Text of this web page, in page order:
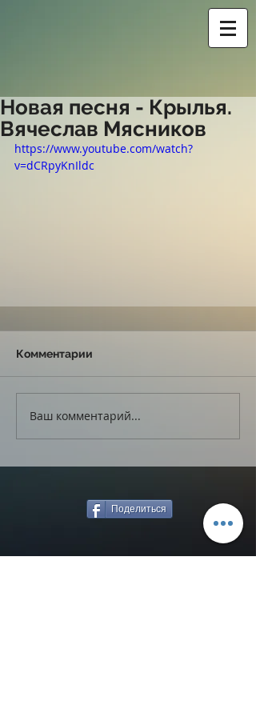
Новая песня - Крылья.
Вячеслав Мясников
https://www.youtube.com/watch?
v=dCRpyKnIldc
Комментарии
Ваш комментарий...
Поделиться